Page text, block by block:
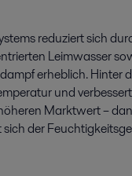
reduziert sich
Leimwasser
erheblich. Hinter
und
Marktwert –
der